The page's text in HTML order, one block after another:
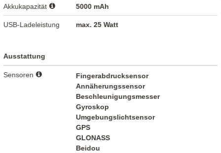
Akkukapazität 5000 mAh
USB-Ladeleistung max. 25 Watt
Ausstattung
Sensoren
Fingerabdrucksensor
Annäherungssensor
Beschleunigungsmesser
Gyroskop
Umgebungslichtsensor
GPS
GLONASS
Beidou